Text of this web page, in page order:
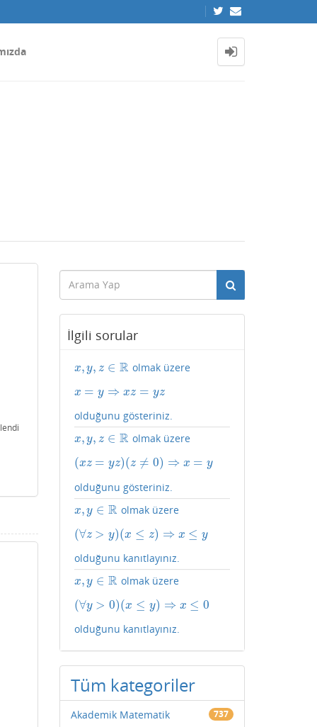
İlgili sorular
x, y, z ∈ R
x,y,z∈R olmak üzere
x = y ⇒ xz = yz
x= y⇒xz=y z
olduğunu gösteriniz.
x, y, z ∈ R
x,y,z∈R olmak üzere
(xz = yz)(z ≠ 0) ⇒ x = y
xz=yz) z≠ 0)⇒ x=y
olduğunu gösteriniz.
x, y ∈ R
x,y∈ R olmak üzere
(∀z > y)(x ≤ z) ⇒ x ≤ y
∀z>y) x≤ z)⇒ x≤y
olduğunu kanıtlayınız.
x, y ∈ R
x,y∈ R olmak üzere
(∀y > 0)(x ≤ y) ⇒ x ≤ 0
∀y>0) x≤ y)⇒ x≤0
olduğunu kanıtlayınız.
Tüm kategoriler
Akademik Matematik 737